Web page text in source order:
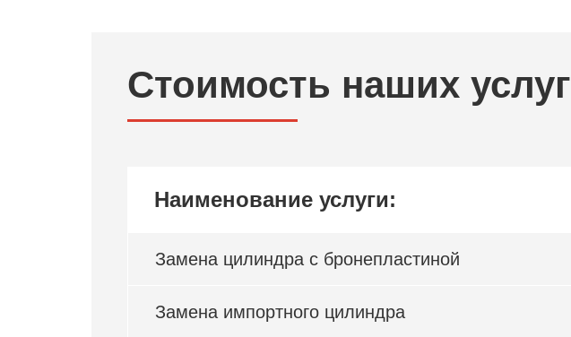
Стоимость наших услуг
Наименование услуги:
Замена цилиндра с бронепластиной
Замена импортного цилиндра